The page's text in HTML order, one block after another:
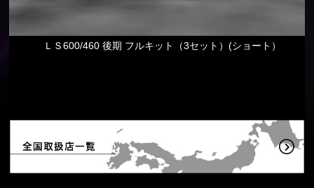
ＬＳ600/460 後期 フルキット（3セット）(ショート）